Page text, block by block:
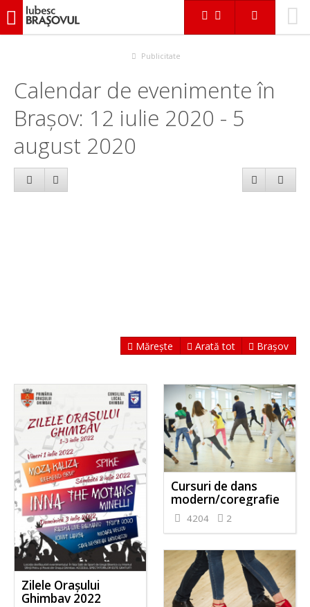
iubescbraşovul.ro
Publicitate
Calendar de evenimente în
Brașov: 12 iulie 2020 - 5
august 2020
Mărește Arată tot Brașov
Zilele Orașului
Ghimbav 2022
Cursuri de dans
modern/coregrafie
4204 2